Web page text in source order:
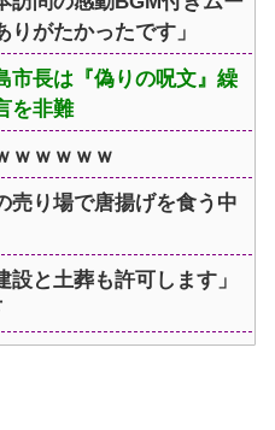
がたかったです」
市長は『偽りの呪文』繰
を非難
ｗｗｗｗｗ
売り場で唐揚げを食う中
設と土葬も許可します」